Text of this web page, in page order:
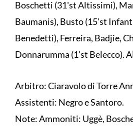
Boschetti (31'st Altissimi),
Baumanis), Busto (15'st
Benedetti), Ferreira, Badjie,
Donnarumma (1'st Belecco).
Arbitro: Ciaravolo di Torre
Assistenti: Negro e Santoro.
Note: Ammoniti: Uggè,